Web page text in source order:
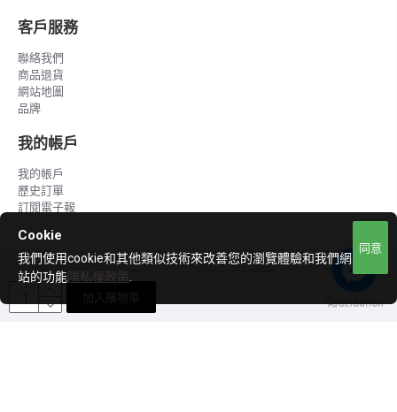
加入購物車
客戶服務
聯絡我們
商品退貨
網站地圖
品牌
我的帳戶
我的帳戶
歷史訂單
訂閱電子報
同意
Cookie
我們使用cookie和其他類似技術來改善您的瀏覽體驗和我們網
站的功能隱私權政策